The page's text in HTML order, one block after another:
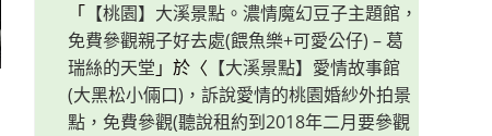
「 【桃園】大溪景點。濃情魔幻豆子主題館，
免費參觀親子好去處(餵魚樂+可愛公仔) – 葛
瑞絲的天堂 」於〈 【大溪景點】愛情故事館
(大黑松小倆口)，訴說愛情的桃園婚紗外拍景
點，免費參觀(聽說租約到2018年二月要參觀